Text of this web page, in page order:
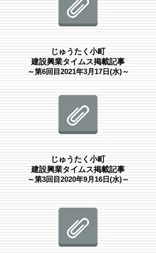
じゅうたく小町
建設興業タイムス掲載記事
​～第6回目2021年3月17日(水)～
じゅうたく小町
建設興業タイムス掲載記事
​～第3回目2020年9月16日(水)～